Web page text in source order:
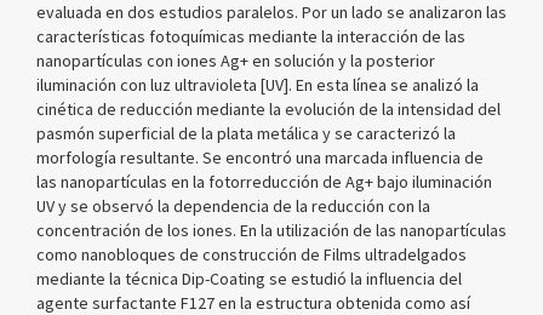
evaluada en dos estudios paralelos. Por un lado se analizaron las
características fotoquímicas mediante la interacción de las
nanopartículas con iones Ag+ en solución y la posterior
iluminación con luz ultravioleta [UV]. En esta línea se analizó la
cinética de reducción mediante la evolución de la intensidad del
pasmón superficial de la plata metálica y se caracterizó la
morfología resultante. Se encontró una marcada influencia de
las nanopartículas en la fotorreducción de Ag+ bajo iluminación
UV y se observó la dependencia de la reducción con la
concentración de los iones. En la utilización de las nanopartículas
como nanobloques de construcción de Films ultradelgados
mediante la técnica Dip-Coating se estudió la influencia del
agente surfactante F127 en la estructura obtenida como así